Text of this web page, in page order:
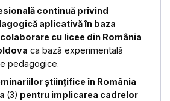
continuă privind
aplicativă în baza
cu licee din România
ca bază experimentală
pedagogice.
științificeîn România
(3) pentru implicarea cadrelor